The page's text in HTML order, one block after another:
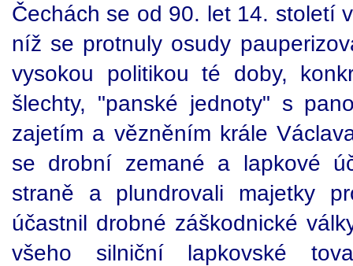
Čechách se od 90. let 14. století
níž se protnuly osudy
vysokou politikou té doby,
šlechty, "panské jednoty" s
zajetím a vězněním krále
se drobní zemané a lapkové
straně a plundrovali majetky
účastnil drobné záškodnické
všeho silniční lapkovské